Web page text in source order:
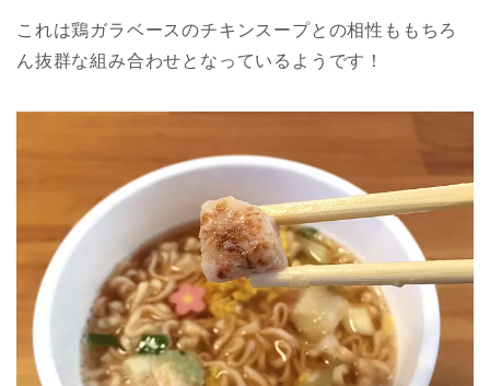
これは鶏ガラベースのチキンスープとの相性ももちろ
ん抜群な組み合わせとなっているようです！